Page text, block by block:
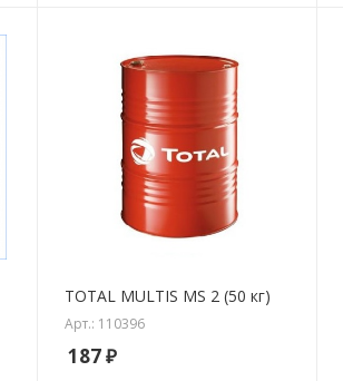
TOTAL MULTIS MS 2 (50 кг)
Арт.: 110396
187₽